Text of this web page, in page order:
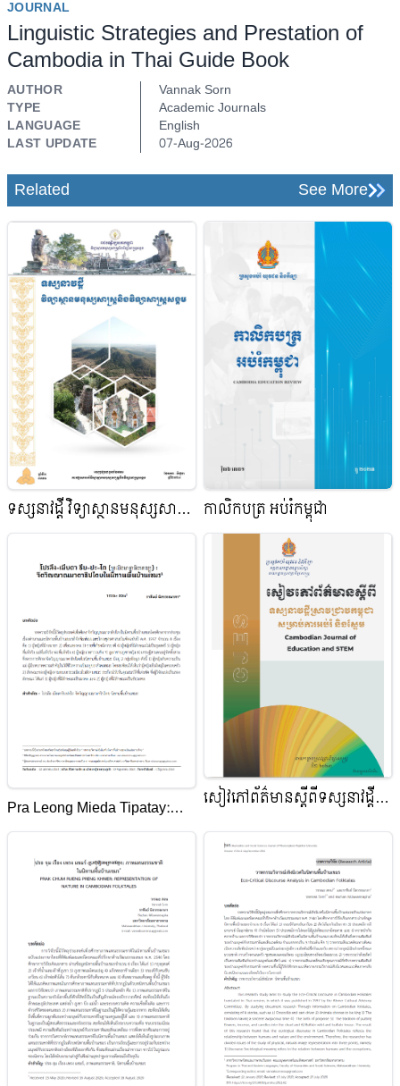
JOURNAL
Linguistic Strategies and Prestation of
Cambodia in Thai Guide Book
AUTHOR
Vannak Sorn
TYPE
Academic Journals
LANGUAGE
English
LAST UPDATE
07-Aug-2026
Related See More
ទស្សនាវដ្តី វិទ្យាស្ថានមនុស្សសាស្ត្រ
និងវិទ្យាសាស្ត្រសង្គម
កាលិកបត្រ អប់រំកម្ពុជា
Pra Leong Mieda Tipatay:
Spirituality of Matriarchy in
Cambodian Folktales4
សៀវភៅព័ត៌មានស្តីពី​ទស្សនាវដ្តី
និងស្ទែម